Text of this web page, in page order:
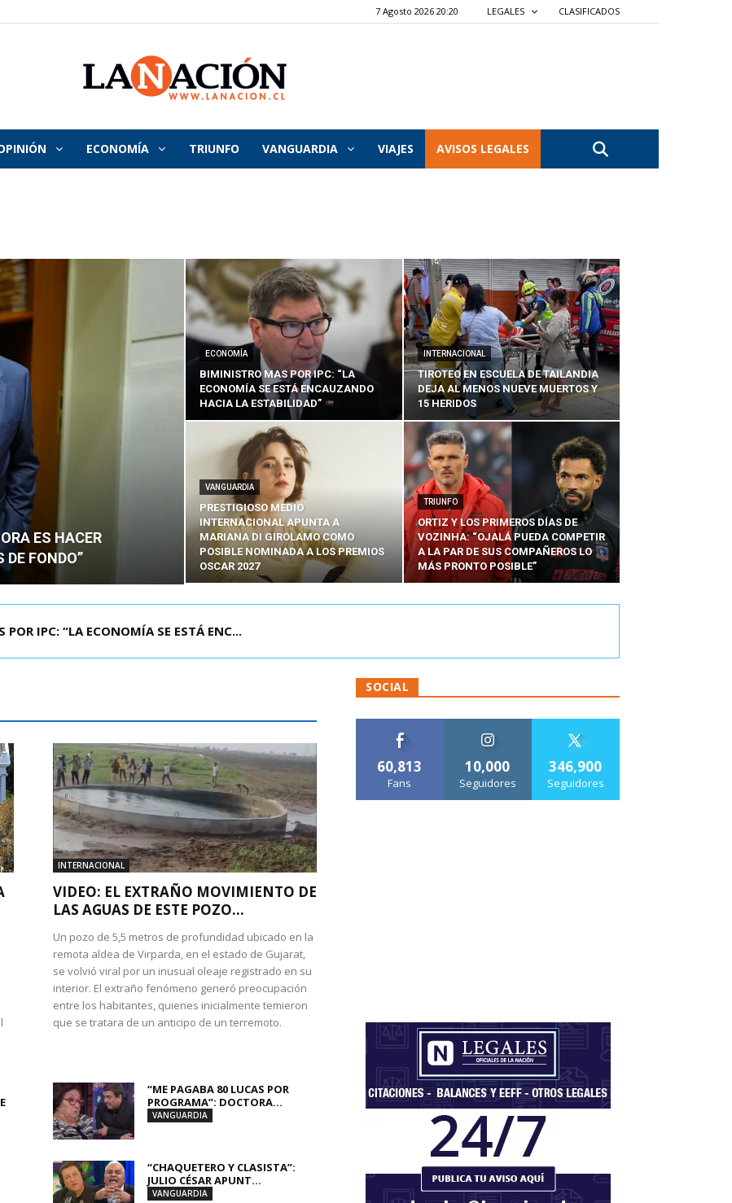
7 Agosto 2026 20:20 LEGALES CLASIFICADOS
La
Nación
ECONOMÍA TRIUNFO VANGUARDIA VIAJES AVISOS LEGALES
ES HACER
FONDO”
ECONOMÍA
BIMINISTRO MAS POR IPC: “LA
ECONOMÍA SE ESTÁ ENCAUZANDO
HACIA LA ESTABILIDAD”
INTERNACIONAL
TIROTEO EN ESCUELA DE TAILANDIA
DEJA AL MENOS NUEVE MUERTOS Y
15 HERIDOS
VANGUARDIA
PRESTIGIOSO MEDIO
INTERNACIONAL APUNTA A
MARIANA DI GIROLAMO COMO
POSIBLE NOMINADA A LOS PREMIOS
OSCAR 2027
TRIUNFO
ORTIZ Y LOS PRIMEROS DÍAS DE
VOZINHA: “OJALÁ PUEDA COMPETIR
A LA PAR DE SUS COMPAÑEROS LO
MÁS PRONTO POSIBLE”
DE TAILANDIA DEJA AL MENOS NUEVE MU...
INTERNACIONAL
VIDEO: EL EXTRAÑO MOVIMIENTO DE
LAS AGUAS DE ESTE POZO...
Un pozo de 5,5 metros de profundidad ubicado en la
remota aldea de Virparda, en el estado de Gujarat,
se volvió viral por un inusual oleaje registrado en su
interior. El extraño fenómeno generó preocupación
entre los habitantes, quienes inicialmente temieron
que se tratara de un anticipo de un terremoto.
“ME PAGABA 80 LUCAS POR
PROGRAMA”: DOCTORA...
VANGUARDIA
“CHAQUETERO Y CLASISTA”:
JULIO CÉSAR APUNT...
VANGUARDIA
SOCIAL
60,813
Fans
10,000
Seguidores
346,900
Seguidores